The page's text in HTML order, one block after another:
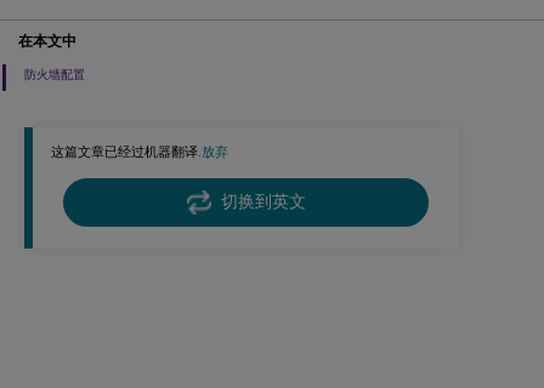
这篇文章已经过机器翻译.放弃
切换到英文
在本文中
防火墙配置